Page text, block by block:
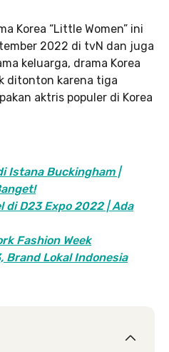
Korea “Little Women” ini
2022 di tvN dan juga
keluarga, drama Korea
ditonton karena tiga
aktris populer di Korea
Istana Buckingham |
di D23 Expo 2022 | Ada
Fashion Week
Lokal Indonesia